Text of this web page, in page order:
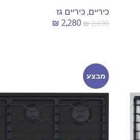
כיריים, כיריים גז
₪2,690
₪ 2,280
מבצע